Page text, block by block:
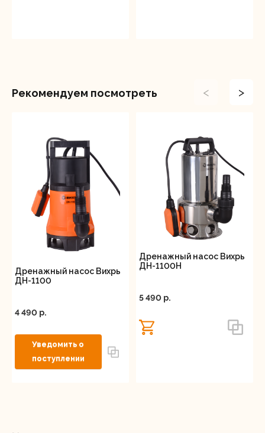
Рекомендуем посмотреть < >
Дренажный насос Вихрь
ДН-1100
4 490 p.
Дренажный насос Вихрь
ДН-1100Н
5 490 p.